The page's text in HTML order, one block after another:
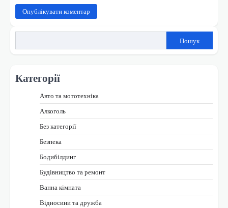
Пошук
Категорії
Авто та мототехніка
Алкоголь
Без категорії
Безпека
Бодибілдинг
Будівництво та ремонт
Ванна кімната
Відносини та дружба